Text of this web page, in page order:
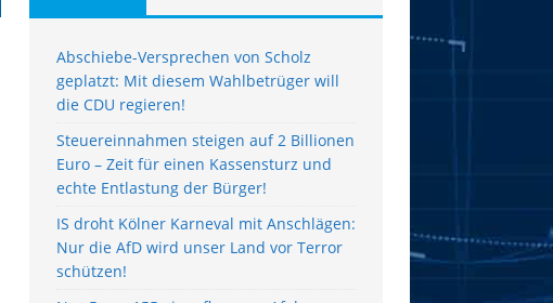
Abschiebe-Versprechen von Scholz
geplatzt: Mit diesem Wahlbetrüger will
die CDU regieren!
Steuereinnahmen steigen auf 2 Billionen
Euro – Zeit für einen Kassensturz und
echte Entlastung der Bürger!
IS droht Kölner Karneval mit Anschlägen:
Nur die AfD wird unser Land vor Terror
schützen!